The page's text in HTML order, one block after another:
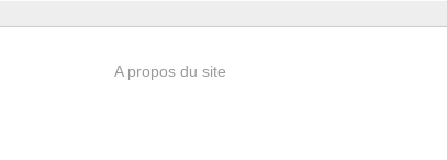
A propos du site